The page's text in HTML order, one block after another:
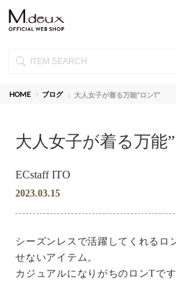
HOME ブログ 大人女子が着る万能”ロンT”
大人女子が着る万能
ECstaff ITO
2023.03.15
シーズンレスで活躍してくれるロ
せないアイテム。
カジュアルになりがちのロンTで